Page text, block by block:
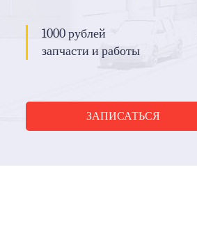
1000 рублей
запчасти и работы
ЗАПИСАТЬСЯ